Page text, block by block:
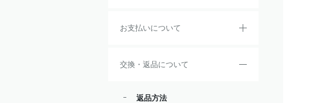
お支払いについて
交換・返品について
返品方法